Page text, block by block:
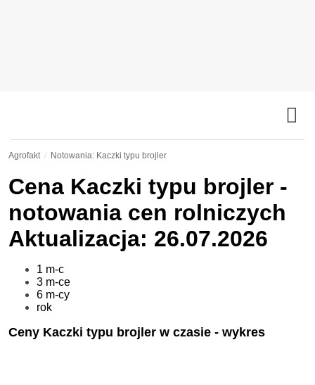
Agrofakt Notowania: Kaczki typu brojler
Cena Kaczki typu brojler -
notowania cen rolniczych
Aktualizacja: 26.07.2026
1 m-c
3 m-ce
6 m-cy
rok
Ceny Kaczki typu brojler w czasie - wykres